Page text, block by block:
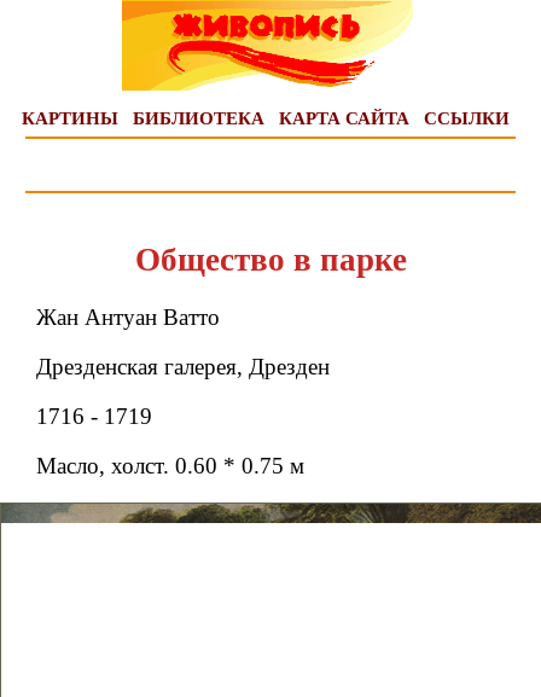
КАРТИНЫ БИБЛИОТЕКА КАРТА САЙТА ССЫЛКИ
Общество в парке
Жан Антуан Ватто
Дрезденская галерея, Дрезден
1716 - 1719
Масло, холст. 0.60 * 0.75 м